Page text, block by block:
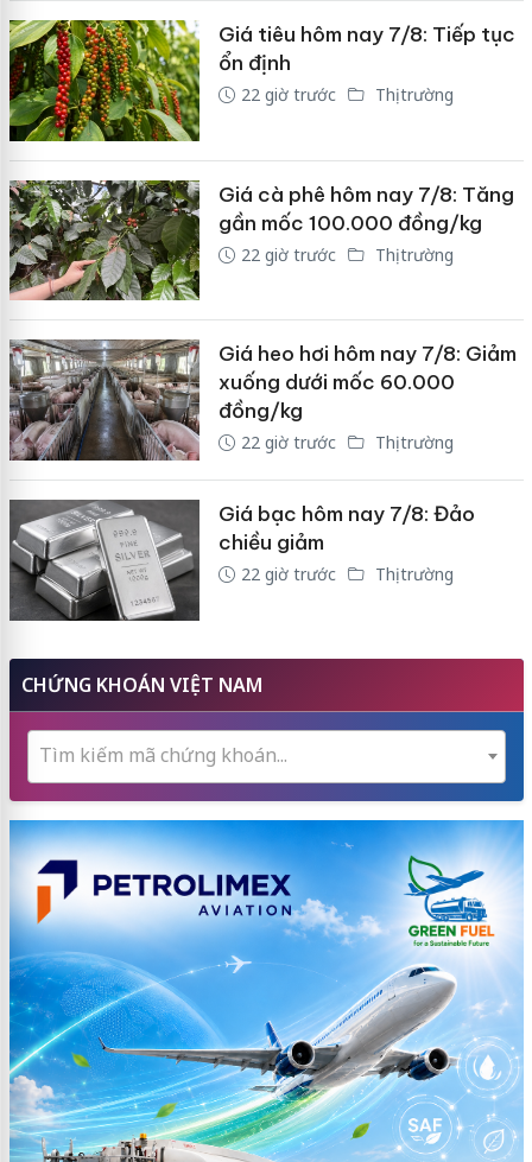
Giá tiêu hôm nay 7/8: Tiếp tục
ổn định
22 giờ trước Thị trường
Giá cà phê hôm nay 7/8: Tăng
gần mốc 100.000 đồng/kg
22 giờ trước Thị trường
Giá heo hơi hôm nay 7/8: Giảm
xuống dưới mốc 60.000
đồng/kg
22 giờ trước Thị trường
Giá bạc hôm nay 7/8: Đảo
chiều giảm
22 giờ trước Thị trường
CHỨNG KHOÁN VIỆT NAM
Tìm kiếm mã chứng khoán...